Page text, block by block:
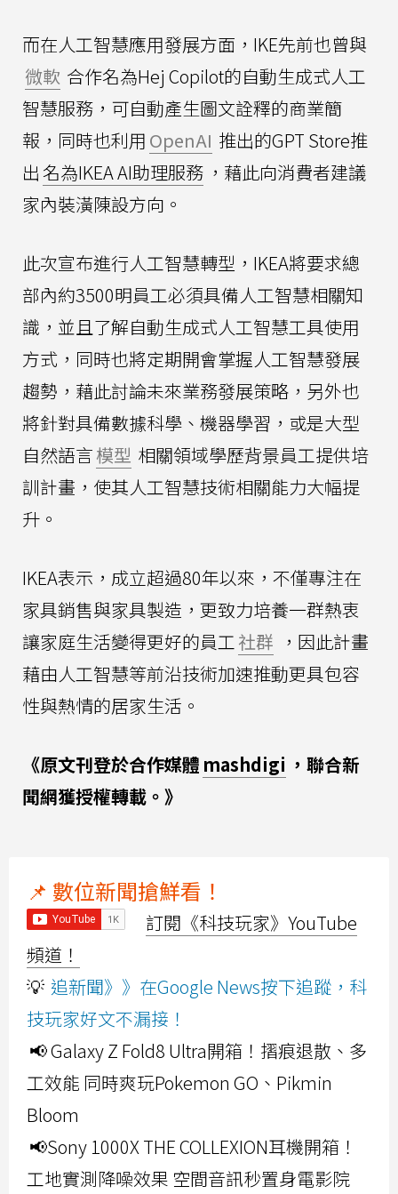
而在人工智慧應用發展方面，IKE先前也曾與
微軟 合作名為Hej Copilot的自動生成式人工
智慧服務，可自動產生圖文詮釋的商業簡
報，同時也利用 OpenAI 推出的GPT Store推
出 名為IKEA AI助理服務 ，藉此向消費者建議
家內裝潢陳設方向。
此次宣布進行人工智慧轉型，IKEA將要求總
部內約3500明員工必須具備人工智慧相關知
識，並且了解自動生成式人工智慧工具使用
方式，同時也將定期開會掌握人工智慧發展
趨勢，藉此討論未來業務發展策略，另外也
將針對具備數據科學、機器學習，或是大型
自然語言模型 相關領域學歷背景員工提供培
訓計畫，使其人工智慧技術相關能力大幅提
升。
IKEA表示，成立超過80年以來，不僅專注在
家具銷售與家具製造，更致力培養一群熱衷
讓家庭生活變得更好的員工社群 ，因此計畫
藉由人工智慧等前沿技術加速推動更具包容
性與熱情的居家生活。
《原文刊登於合作媒體 mashdigi ，聯合新
聞網獲授權轉載。》
📌 數位新聞搶鮮看！
訂閱《科技玩家》YouTube
頻道！
💡 追新聞》》在Google News按下追蹤，科
技玩家好文不漏接！
📢 Galaxy Z Fold8 Ultra開箱！摺痕退散、多
工效能 同時爽玩Pokemon GO、Pikmin
Bloom
📢Sony 1000X THE COLLEXION耳機開箱！
工地實測降噪效果 空間音訊秒置身電影院